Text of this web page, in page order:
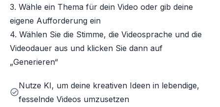
3. Wähle ein Thema für dein Video oder gib deine
eigene Aufforderung ein
4. Wählen Sie die Stimme, die Videosprache und die
Videodauer aus und klicken Sie dann auf
„Generieren“
Nutze KI, um deine kreativen Ideen in lebendige,
fesselnde Videos umzusetzen